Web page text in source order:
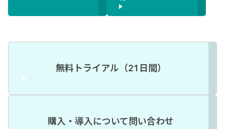
無料トライアル（21日間）
購入・導入について問い合わせ